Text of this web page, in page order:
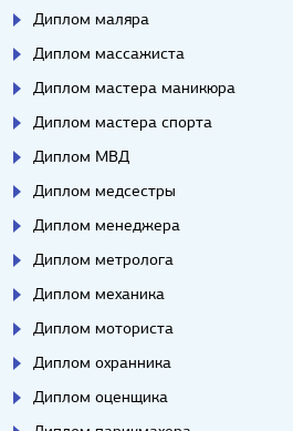
Диплом маляра
Диплом массажиста
Диплом мастера маникюра
Диплом мастера спорта
Диплом МВД
Диплом медсестры
Диплом менеджера
Диплом метролога
Диплом механика
Диплом моториста
Диплом охранника
Диплом оценщика